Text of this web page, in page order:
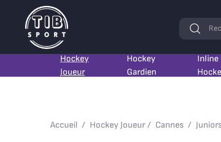
Hockey
Joueur
Hockey
Gardien
Inline
Mots
Accueil Hockey Joueur Cannes